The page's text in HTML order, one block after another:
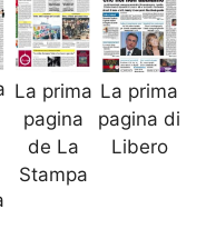
La prima
pagina
de La
Stampa
La prima
pagina di
Libero